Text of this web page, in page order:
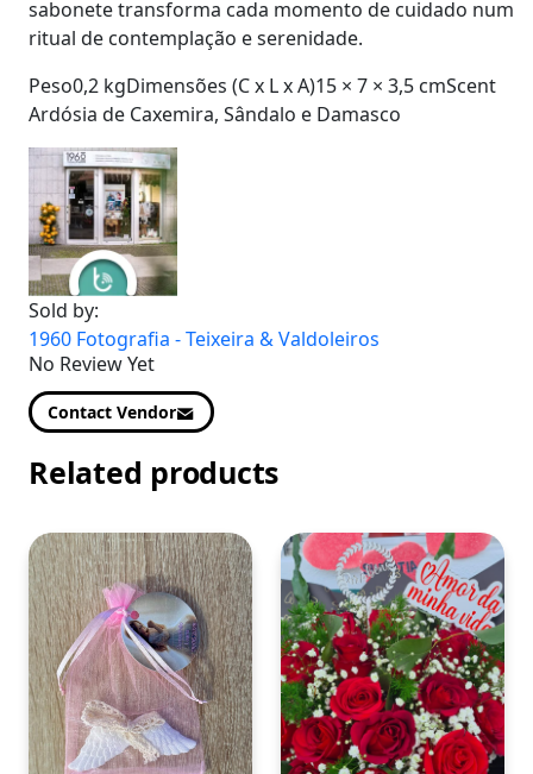
sabonete transforma cada momento de cuidado num
ritual de contemplação e serenidade.
Peso0,2 kgDimensões (C x L x A)15 × 7 × 3,5 cmScent
Ardósia de Caxemira, Sândalo e Damasco
Sold by:
1960 Fotografia - Teixeira & Valdoleiros
No Review Yet
Contact Vendor
Related products